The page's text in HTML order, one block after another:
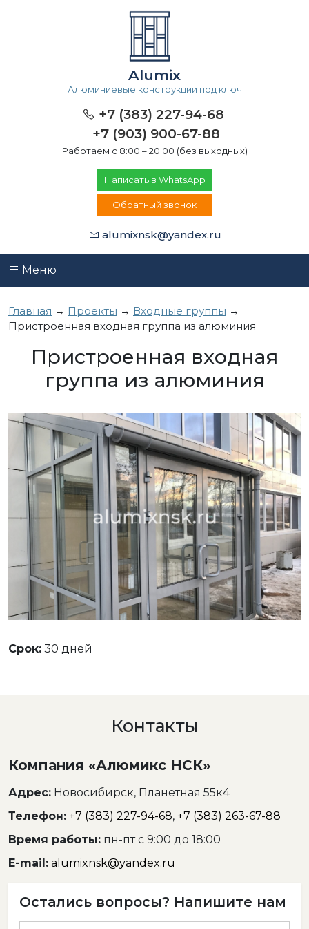
Alumix
Алюминиевые конструкции под ключ
+7 (383) 227-94-68
+7 (903) 900-67-88
Работаем с 8:00 – 20:00 (без выходных)
Написать в WhatsApp
Обратный звонок
alumixnsk@yandex.ru
Меню
Главная → Проекты → Входные группы →
Пристроенная входная группа из алюминия
Пристроенная входная
группа из алюминия
Срок: 30 дней
Контакты
Компания «Алюмикс НСК»
Адрес: Новосибирск, Планетная 55к4
Телефон: +7 (383) 227-94-68, +7 (383) 263-67-88
Время работы: пн-пт с 9:00 до 18:00
E-mail: alumixnsk@yandex.ru
Остались вопросы? Напишите нам